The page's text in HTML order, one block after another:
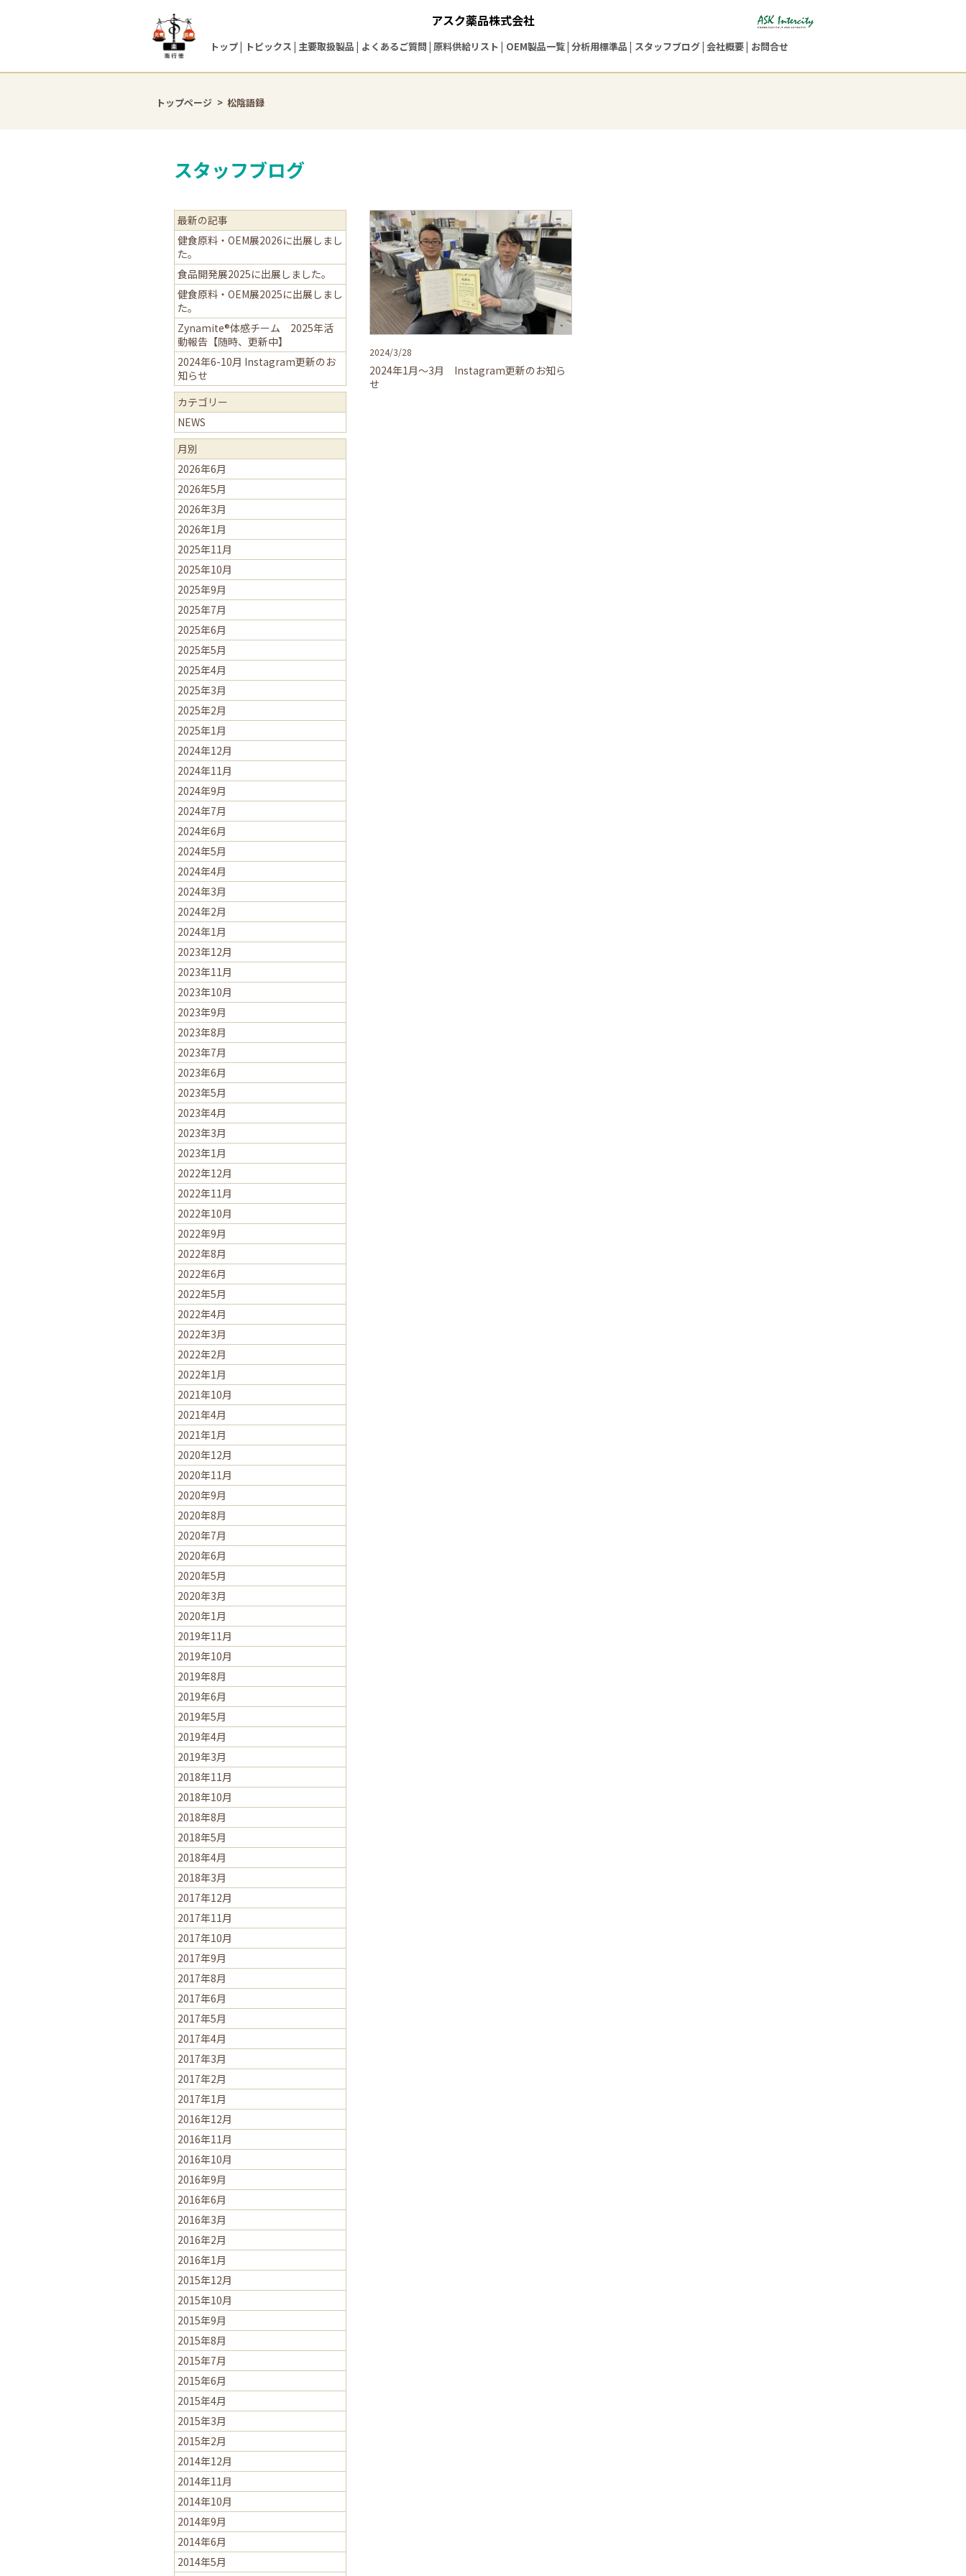
アスク薬品株式会社
トップ トピックス 主要取扱製品 よくあるご質問 原料供給リスト OEM製品一覧 分析用標準品 スタッフブログ 会社概要 お問合せ
トップページ 松陰語録
スタッフブログ
2024/3/28
2024年1月～3月 Instagram更新のお知ら
せ
最新の記事
健食原料・OEM展2026に出展しまし
た。
食品開発展2025に出展しました。
健食原料・OEM展2025に出展しまし
た。
Zynamite®体感チーム 2025年活
動報告【随時、更新中】
2024年6-10月 Instagram更新のお
知らせ
カテゴリー
NEWS
月別
2026年6月
2026年5月
2026年3月
2026年1月
2025年11月
2025年10月
2025年9月
2025年7月
2025年6月
2025年5月
2025年4月
2025年3月
2025年2月
2025年1月
2024年12月
2024年11月
2024年9月
2024年7月
2024年6月
2024年5月
2024年4月
2024年3月
2024年2月
2024年1月
2023年12月
2023年11月
2023年10月
2023年9月
2023年8月
2023年7月
2023年6月
2023年5月
2023年4月
2023年3月
2023年1月
2022年12月
2022年11月
2022年10月
2022年9月
2022年8月
2022年6月
2022年5月
2022年4月
2022年3月
2022年2月
2022年1月
2021年10月
2021年4月
2021年1月
2020年12月
2020年11月
2020年9月
2020年8月
2020年7月
2020年6月
2020年5月
2020年3月
2020年1月
2019年11月
2019年10月
2019年8月
2019年6月
2019年5月
2019年4月
2019年3月
2018年11月
2018年10月
2018年8月
2018年5月
2018年4月
2018年3月
2017年12月
2017年11月
2017年10月
2017年9月
2017年8月
2017年6月
2017年5月
2017年4月
2017年3月
2017年2月
2017年1月
2016年12月
2016年11月
2016年10月
2016年9月
2016年6月
2016年3月
2016年2月
2016年1月
2015年12月
2015年10月
2015年9月
2015年8月
2015年7月
2015年6月
2015年4月
2015年3月
2015年2月
2014年12月
2014年11月
2014年10月
2014年9月
2014年6月
2014年5月